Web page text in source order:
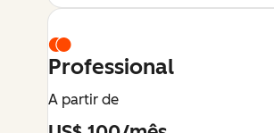
Professional
A partir de